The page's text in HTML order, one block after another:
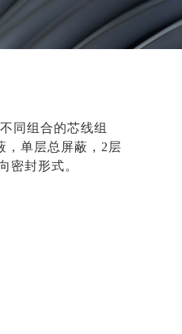
同组合的芯线组
，单层总屏蔽，2层
密封形式。